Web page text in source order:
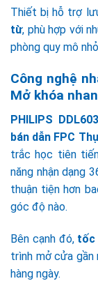
Thiết bị hỗ trợ
từ, phù hợp với
phòng quy mô
Công nghệ
Mở khóa
PHILIPS
bán dẫn FPC
trắc học tiên
năng nhận dạng
thuận tiện hơn
góc độ nào.
Bên cạnh đó, tốc
trình mở cửa gần
hàng ngày.